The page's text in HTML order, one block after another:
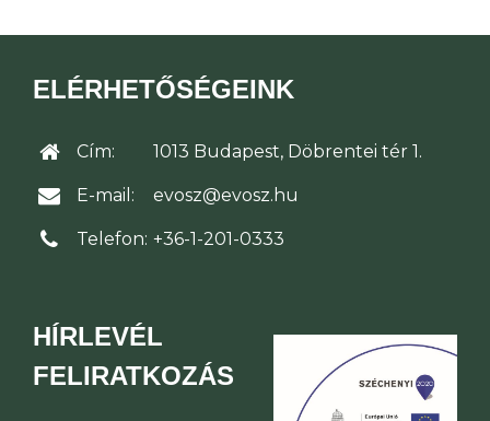
ELÉRHETŐSÉGEINK
Cím: 1013 Budapest, Döbrentei tér 1.
E-mail: evosz@evosz.hu
Telefon: +36-1-201-0333
HÍRLEVÉL
FELIRATKOZÁS